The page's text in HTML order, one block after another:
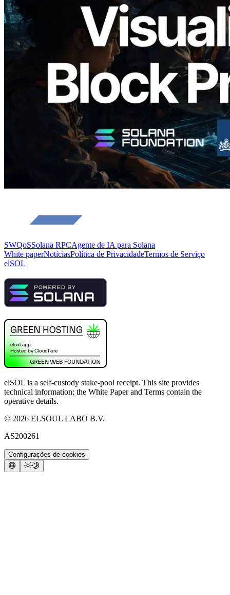
Validators Solutions lança Solana Block
Analyzer — Visualizando o tempo de
produção de bloco por slot e o validador
responsável
SWQoSSolana RPCAgente de IA para Solana
White paperNotíciasPolítica de PrivacidadeTermos de Serviço
elSOL
elSOL is a self-custody stake-pool receipt. This site provides
technical information; the White Paper and Terms contain the
operative details.
© 2026 ELSOUL LABO B.V.
AS200261
Configurações de cookies